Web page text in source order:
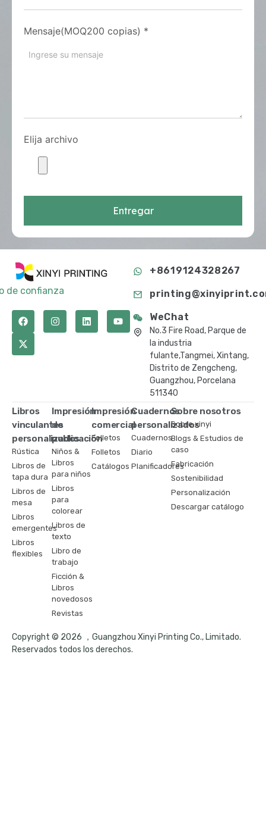
Mensaje(MOQ200 copias) *
Elija archivo
Entregar
de confianza
+8619124328267
WeChat
No.3 Fire Road, Parque de
la industria
fulante,Tangmei, Xintang,
Distrito de Zengcheng,
Guangzhou, Porcelana
511340
Libros
vinculantes
personalizados
Rústica
Libros de
tapa dura
Libros de
mesa
Libros
emergentes
Libros
flexibles
Impresión
de
publicación
Niños &
Libros
para niños
Libros
para
colorear
Libros de
texto
Libro de
trabajo
Ficción &
Libros
novedosos
Revistas
Impresión
comercial
Folletos
Folletos
Catálogos
Cuadernos
personalizados
Cuadernos
Diario
Planificadores
Sobre nosotros
Sobre xinyi
Blogs & Estudios de
caso
Fabricación
Sostenibilidad
Personalización
Descargar catálogo
Copyright © 2026 ，Guangzhou Xinyi Printing Co., Limitado.
Reservados todos los derechos.